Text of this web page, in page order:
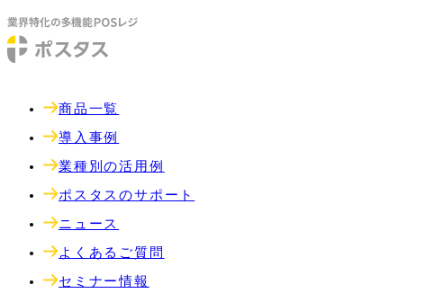
商品一覧
導入事例
業種別の活用例
ポスタスのサポート
ニュース
よくあるご質問
セミナー情報